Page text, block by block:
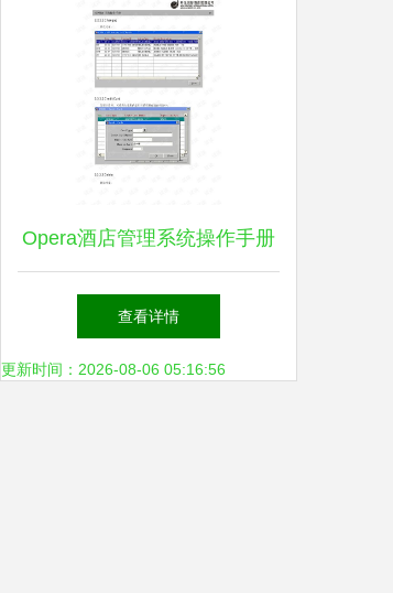
Opera酒店管理系统操作手册
- 餐饮管理模块（中文版）
查看详情
更新时间：2026-08-06 05:16:56